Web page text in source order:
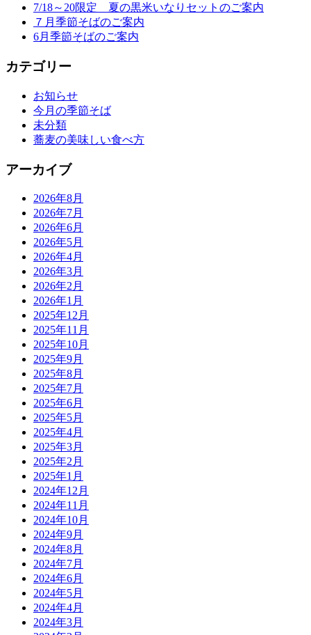
7/18～20限定 夏の黒米いなりセットのご案内
７月季節そばのご案内
6月季節そばのご案内
カテゴリー
お知らせ
今月の季節そば
未分類
蕎麦の美味しい食べ方
アーカイブ
2026年8月
2026年7月
2026年6月
2026年5月
2026年4月
2026年3月
2026年2月
2026年1月
2025年12月
2025年11月
2025年10月
2025年9月
2025年8月
2025年7月
2025年6月
2025年5月
2025年4月
2025年3月
2025年2月
2025年1月
2024年12月
2024年11月
2024年10月
2024年9月
2024年8月
2024年7月
2024年6月
2024年5月
2024年4月
2024年3月